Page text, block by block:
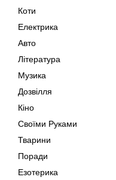
Коти
Електрика
Авто
Література
Музика
Дозвілля
Кіно
Своїми Руками
Тварини
Поради
Езотерика